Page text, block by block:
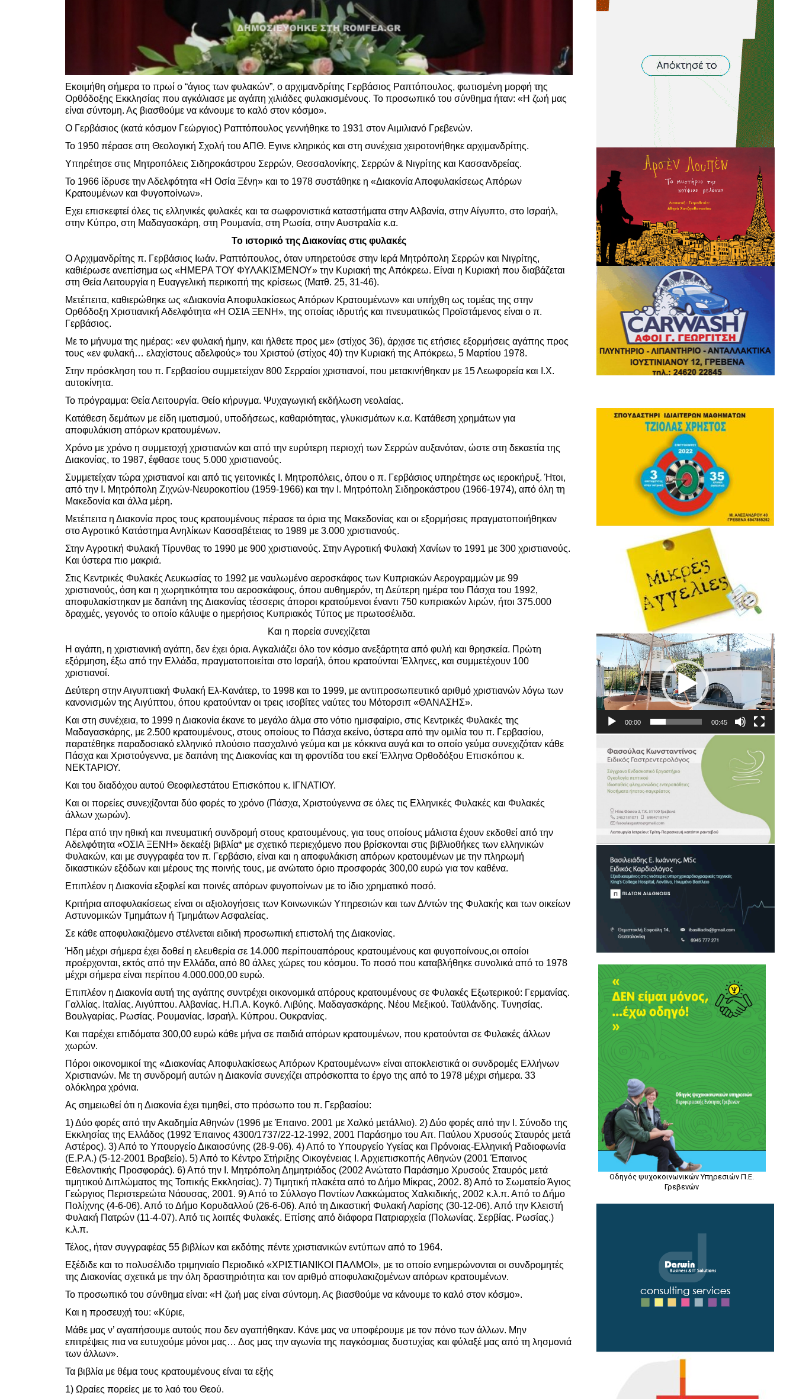
Εκοιμήθη σήμερα το πρωί ο “άγιος των φυλακών”, ο αρχιμανδρίτης Γερβάσιος Ραπτόπουλος, φωτισμένη μορφή της
Ορθόδοξης Εκκλησίας που αγκάλιασε με αγάπη χιλιάδες φυλακισμένους. Το προσωπικό του σύνθημα ήταν: «Η ζωή μας
είναι σύντομη. Ας βιασθούμε να κάνουμε το καλό στον κόσμο».
Ο Γερβάσιος (κατά κόσμον Γεώργιος) Ραπτόπουλος γεννήθηκε το 1931 στον Αιμιλιανό Γρεβενών.
Το 1950 πέρασε στη Θεολογική Σχολή του ΑΠΘ. Εγινε κληρικός και στη συνέχεια χειροτονήθηκε αρχιμανδρίτης.
Υπηρέτησε στις Μητροπόλεις Σιδηροκάστρου Σερρών, Θεσσαλονίκης, Σερρών & Νιγρίτης και Κασσανδρείας.
Το 1966 ίδρυσε την Αδελφότητα «Η Οσία Ξένη» και το 1978 συστάθηκε η «Διακονία Αποφυλακίσεως Απόρων
Κρατουμένων και Φυγοποίνων».
Εχει επισκεφτεί όλες τις ελληνικές φυλακές και τα σωφρονιστικά καταστήματα στην Αλβανία, στην Αίγυπτο, στο Ισραήλ,
στην Κύπρο, στη Μαδαγασκάρη, στη Ρουμανία, στη Ρωσία, στην Αυστραλία κ.α.
Το ιστορικό της Διακονίας στις φυλακές
Ο Αρχιμανδρίτης π. Γερβάσιος Ιωάν. Ραπτόπουλος, όταν υπηρετούσε στην Ιερά Μητρόπολη Σερρών και Νιγρίτης,
καθιέρωσε ανεπίσημα ως «ΗΜΕΡΑ ΤΟΥ ΦΥΛΑΚΙΣΜΕΝΟΥ» την Κυριακή της Απόκρεω. Είναι η Κυριακή που διαβάζεται
στη Θεία Λειτουργία η Ευαγγελική περικοπή της κρίσεως (Ματθ. 25, 31-46).
Μετέπειτα, καθιερώθηκε ως «Διακονία Αποφυλακίσεως Απόρων Κρατουμένων» και υπήχθη ως τομέας της στην
Ορθόδοξη Χριστιανική Αδελφότητα «Η ΟΣΙΑ ΞΕΝΗ», της οποίας ιδρυτής και πνευματικώς Προϊστάμενος είναι ο π.
Γερβάσιος.
Με το μήνυμα της ημέρας: «εν φυλακή ήμην, και ήλθετε προς με» (στίχος 36), άρχισε τις ετήσιες εξορμήσεις αγάπης προς
τους «εν φυλακή… ελαχίστους αδελφούς» του Χριστού (στίχος 40) την Κυριακή της Απόκρεω, 5 Μαρτίου 1978.
Στην πρόσκληση του π. Γερβασίου συμμετείχαν 800 Σερραίοι χριστιανοί, που μετακινήθηκαν με 15 Λεωφορεία και Ι.Χ.
αυτοκίνητα.
Το πρόγραμμα: Θεία Λειτουργία. Θείο κήρυγμα. Ψυχαγωγική εκδήλωση νεολαίας.
Κατάθεση δεμάτων με είδη ιματισμού, υποδήσεως, καθαριότητας, γλυκισμάτων κ.α. Κατάθεση χρημάτων για
αποφυλάκιση απόρων κρατουμένων.
Χρόνο με χρόνο η συμμετοχή χριστιανών και από την ευρύτερη περιοχή των Σερρών αυξανόταν, ώστε στη δεκαετία της
Διακονίας, το 1987, έφθασε τους 5.000 χριστιανούς.
Συμμετείχαν τώρα χριστιανοί και από τις γειτονικές Ι. Μητροπόλεις, όπου ο π. Γερβάσιος υπηρέτησε ως ιεροκήρυξ. Ήτοι,
από την Ι. Μητρόπολη Ζιχνών-Νευροκοπίου (1959-1966) και την Ι. Μητρόπολη Σιδηροκάστρου (1966-1974), από όλη τη
Μακεδονία και άλλα μέρη.
Μετέπειτα η Διακονία προς τους κρατουμένους πέρασε τα όρια της Μακεδονίας και οι εξορμήσεις πραγματοποιήθηκαν
στο Αγροτικό Κατάστημα Ανηλίκων Κασσαβέτειας το 1989 με 3.000 χριστιανούς.
Στην Αγροτική Φυλακή Τίρυνθας το 1990 με 900 χριστιανούς. Στην Αγροτική Φυλακή Χανίων το 1991 με 300 χριστιανούς.
Και ύστερα πιο μακριά.
Στις Κεντρικές Φυλακές Λευκωσίας το 1992 με ναυλωμένο αεροσκάφος των Κυπριακών Αερογραμμών με 99
χριστιανούς, όση και η χωρητικότητα του αεροσκάφους, όπου αυθημερόν, τη Δεύτερη ημέρα του Πάσχα του 1992,
αποφυλακίστηκαν με δαπάνη της Διακονίας τέσσερις άποροι κρατούμενοι έναντι 750 κυπριακών λιρών, ήτοι 375.000
δραχμές, γεγονός το οποίο κάλυψε ο ημερήσιος Κυπριακός Τύπος με πρωτοσέλιδα.
Και η πορεία συνεχίζεται
Η αγάπη, η χριστιανική αγάπη, δεν έχει όρια. Αγκαλιάζει όλο τον κόσμο ανεξάρτητα από φυλή και θρησκεία. Πρώτη
εξόρμηση, έξω από την Ελλάδα, πραγματοποιείται στο Ισραήλ, όπου κρατούνται Έλληνες, και συμμετέχουν 100
χριστιανοί.
Δεύτερη στην Αιγυπτιακή Φυλακή Ελ-Κανάτερ, το 1998 και το 1999, με αντιπροσωπευτικό αριθμό χριστιανών λόγω των
κανονισμών της Αιγύπτου, όπου κρατούνταν οι τρεις ισοβίτες ναύτες του Μότορσιπ «ΘΑΝΑΣΗΣ».
Και στη συνέχεια, το 1999 η Διακονία έκανε το μεγάλο άλμα στο νότιο ημισφαίριο, στις Κεντρικές Φυλακές της
Μαδαγασκάρης, με 2.500 κρατουμένους, στους οποίους το Πάσχα εκείνο, ύστερα από την ομιλία του π. Γερβασίου,
παρατέθηκε παραδοσιακό ελληνικό πλούσιο πασχαλινό γεύμα και με κόκκινα αυγά και το οποίο γεύμα συνεχιζόταν κάθε
Πάσχα και Χριστούγεννα, με δαπάνη της Διακονίας και τη φροντίδα του εκεί Έλληνα Ορθοδόξου Επισκόπου κ.
ΝΕΚΤΑΡΙΟΥ.
Και του διαδόχου αυτού Θεοφιλεστάτου Επισκόπου κ. ΙΓΝΑΤΙΟΥ.
Και οι πορείες συνεχίζονται δύο φορές το χρόνο (Πάσχα, Χριστούγεννα σε όλες τις Ελληνικές Φυλακές και Φυλακές
άλλων χωρών).
Πέρα από την ηθική και πνευματική συνδρομή στους κρατουμένους, για τους οποίους μάλιστα έχουν εκδοθεί από την
Αδελφότητα «ΟΣΙΑ ΞΕΝΗ» δεκαέξι βιβλία* με σχετικό περιεχόμενο που βρίσκονται στις βιβλιοθήκες των ελληνικών
Φυλακών, και με συγγραφέα τον π. Γερβάσιο, είναι και η αποφυλάκιση απόρων κρατουμένων με την πληρωμή
δικαστικών εξόδων και μέρους της ποινής τους, με ανώτατο όριο προσφοράς 300,00 ευρώ για τον καθένα.
Επιπλέον η Διακονία εξοφλεί και ποινές απόρων φυγοποίνων με το ίδιο χρηματικό ποσό.
Κριτήρια αποφυλακίσεως είναι οι αξιολογήσεις των Κοινωνικών Υπηρεσιών και των Δ/ντών της Φυλακής και των οικείων
Αστυνομικών Τμημάτων ή Τμημάτων Ασφαλείας.
Σε κάθε αποφυλακιζόμενο στέλνεται ειδική προσωπική επιστολή της Διακονίας.
Ήδη μέχρι σήμερα έχει δοθεί η ελευθερία σε 14.000 περίπουαπόρους κρατουμένους και φυγοποίνους,οι οποίοι
προέρχονται, εκτός από την Ελλάδα, από 80 άλλες χώρες του κόσμου. Το ποσό που καταβλήθηκε συνολικά από το 1978
μέχρι σήμερα είναι περίπου 4.000.000,00 ευρώ.
Επιπλέον η Διακονία αυτή της αγάπης συντρέχει οικονομικά απόρους κρατουμένους σε Φυλακές Εξωτερικού: Γερμανίας.
Γαλλίας. Ιταλίας. Αιγύπτου. Αλβανίας. Η.Π.Α. Κογκό. Λιβύης. Μαδαγασκάρης. Νέου Μεξικού. Ταϋλάνδης. Τυνησίας.
Βουλγαρίας. Ρωσίας. Ρουμανίας. Ισραήλ. Κύπρου. Ουκρανίας.
Και παρέχει επιδόματα 300,00 ευρώ κάθε μήνα σε παιδιά απόρων κρατουμένων, που κρατούνται σε Φυλακές άλλων
χωρών.
Πόροι οικονομικοί της «Διακονίας Αποφυλακίσεως Απόρων Κρατουμένων» είναι αποκλειστικά οι συνδρομές Ελλήνων
Χριστιανών. Με τη συνδρομή αυτών η Διακονία συνεχίζει απρόσκοπτα το έργο της από το 1978 μέχρι σήμερα. 33
ολόκληρα χρόνια.
Ας σημειωθεί ότι η Διακονία έχει τιμηθεί, στο πρόσωπο του π. Γερβασίου:
1) Δύο φορές από την Ακαδημία Αθηνών (1996 με Έπαινο. 2001 με Χαλκό μετάλλιο). 2) Δύο φορές από την Ι. Σύνοδο της
Εκκλησίας της Ελλάδος (1992 Έπαινος 4300/1737/22-12-1992, 2001 Παράσημο του Απ. Παύλου Χρυσούς Σταυρός μετά
Αστέρος). 3) Από το Υπουργείο Δικαιοσύνης (28-9-06). 4) Από το Υπουργείο Υγείας και Πρόνοιας-Ελληνική Ραδιοφωνία
(Ε.Ρ.Α.) (5-12-2001 Βραβείο). 5) Από το Κέντρο Στήριξης Οικογένειας Ι. Αρχιεπισκοπής Αθηνών (2001 Έπαινος
Εθελοντικής Προσφοράς). 6) Από την Ι. Μητρόπολη Δημητριάδος (2002 Ανώτατο Παράσημο Χρυσούς Σταυρός μετά
τιμητικού Διπλώματος της Τοπικής Εκκλησίας). 7) Τιμητική πλακέτα από το Δήμο Μίκρας, 2002. 8) Από το Σωματείο Άγιος
Γεώργιος Περιστερεώτα Νάουσας, 2001. 9) Από το Σύλλογο Ποντίων Λακκώματος Χαλκιδικής, 2002 κ.λ.π. Από το Δήμο
Πολίχνης (4-6-06). Από το Δήμο Κορυδαλλού (26-6-06). Από τη Δικαστική Φυλακή Λαρίσης (30-12-06). Από την Κλειστή
Φυλακή Πατρών (11-4-07). Από τις λοιπές Φυλακές. Επίσης από διάφορα Πατριαρχεία (Πολωνίας. Σερβίας. Ρωσίας.)
κ.λ.π.
Τέλος, ήταν συγγραφέας 55 βιβλίων και εκδότης πέντε χριστιανικών εντύπων από το 1964.
Εξέδιδε και το πολυσέλιδο τριμηνιαίο Περιοδικό «ΧΡΙΣΤΙΑΝΙΚΟΙ ΠΑΛΜΟΙ», με το οποίο ενημερώνονται οι συνδρομητές
της Διακονίας σχετικά με την όλη δραστηριότητα και τον αριθμό αποφυλακιζομένων απόρων κρατουμένων.
Το προσωπικό του σύνθημα είναι: «Η ζωή μας είναι σύντομη. Ας βιασθούμε να κάνουμε το καλό στον κόσμο».
Και η προσευχή του: «Κύριε,
Μάθε μας ν’ αγαπήσουμε αυτούς που δεν αγαπήθηκαν. Κάνε μας να υποφέρουμε με τον πόνο των άλλων. Μην
επιτρέψεις πια να ευτυχούμε μόνοι μας… Δος μας την αγωνία της παγκόσμιας δυστυχίας και φύλαξέ μας από τη λησμονιά
των άλλων».
Τα βιβλία με θέμα τους κρατουμένους είναι τα εξής
1) Ωραίες πορείες με το λαό του Θεού.
Πρόγραμμα
Αναπαραγωγής
Βίντεο
00:00 00:45
Οδηγός ψυχοκοινωνικών Υπηρεσιών Π.Ε.
Γρεβενών